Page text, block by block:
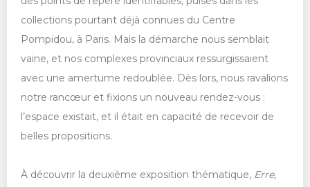
collections pourtant déjà connues du Centre
Pompidou, à Paris. Mais la démarche nous semblait
vaine, et nos complexes provinciaux ressurgissaient
avec une amertume redoublée. Dès lors, nous ravalions
notre rancœur et fixions un nouveau rendez-vous :
l’espace existait, et il était en capacité de recevoir de
belles propositions.
À découvrir la deuxième exposition thématique, Erre,